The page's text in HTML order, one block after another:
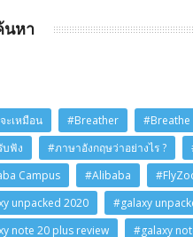
นหา
ะเหมือน #Breather #Breathe
ฟัง
#ภาษาอังกฤษว่าอย่างไร ?
Campus
#Alibaba
unpacked 2020
#galaxy
note 20 plus review
#galaxy